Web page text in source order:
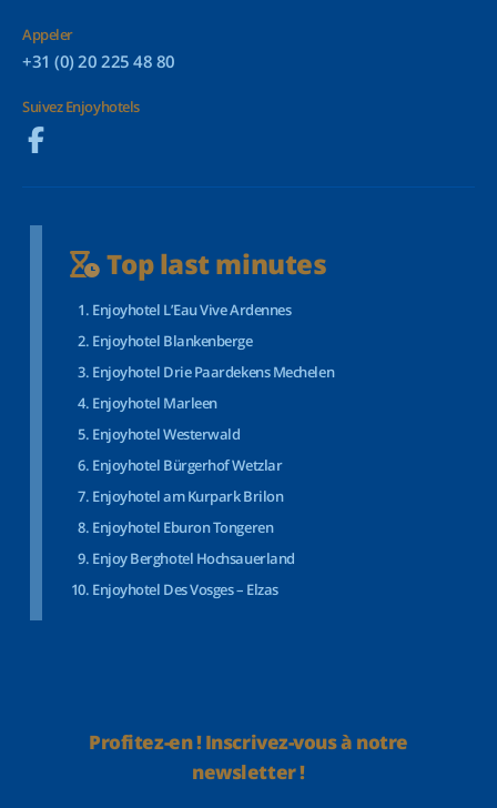
Appeler
+31 (0) 20 225 48 80
Suivez Enjoyhotels
Top last minutes
Enjoyhotel L’Eau Vive Ardennes
Enjoyhotel Blankenberge
Enjoyhotel Drie Paardekens Mechelen
Enjoyhotel Marleen
Enjoyhotel Westerwald
Enjoyhotel Bürgerhof Wetzlar
Enjoyhotel am Kurpark Brilon
Enjoyhotel Eburon Tongeren
Enjoy Berghotel Hochsauerland
Enjoyhotel Des Vosges – Elzas
Profitez-en ! Inscrivez-vous à notre
newsletter !